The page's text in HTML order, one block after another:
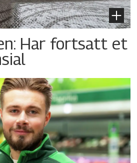
Har fortsatt et